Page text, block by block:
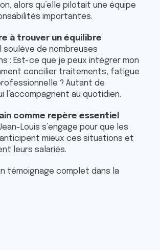
alors qu’elle pilotait une équipe
importantes.
à trouver un équilibre
soulève de nombreuses
: Est-ce que je peux intégrer mon
concilier traitements, fatigue
? Autant de
l’accompagnent au quotidien.
comme repère essentiel
Louis s’engage pour que les
mieux ces situations et
leurs salariés.
témoignage complet dans la